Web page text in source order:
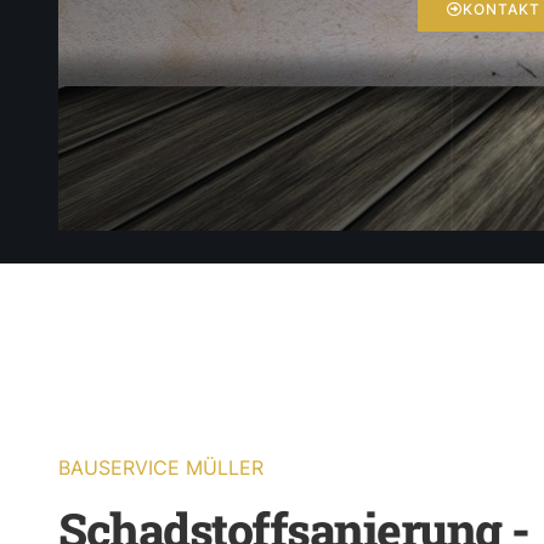
KONTAKT
BAUSERVICE MÜLLER
Schadstoffsanierung -